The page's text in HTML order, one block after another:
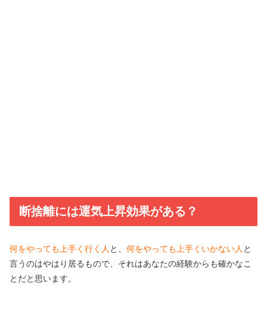
断捨離には運気上昇効果がある？
何をやっても上手く行く人 と、 何をやっても上手くいかない人 と
言うのはやはり居るもので、それはあなたの経験からも確かなこ
とだと思います。